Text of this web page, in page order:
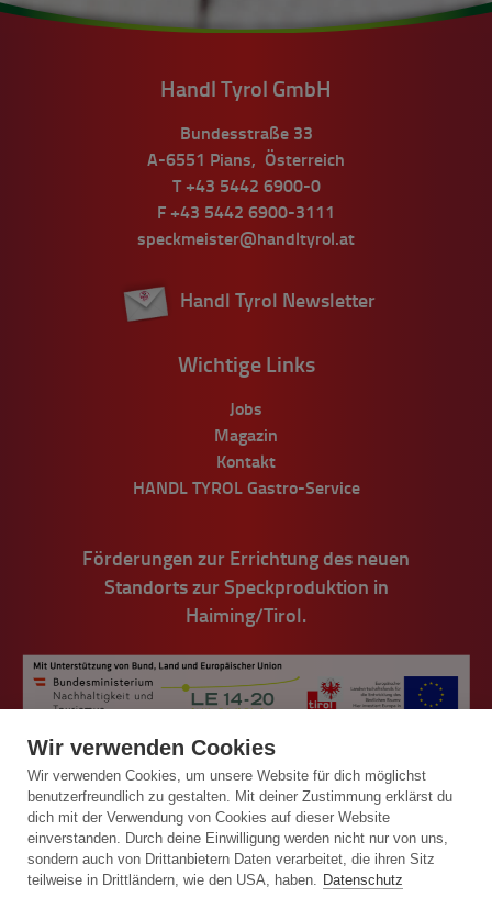
Handl Tyrol GmbH
Bundesstraße 33
A-6551
Pians, Österreich
T +43 5442 6900-0
F +43 5442 6900-3111
speckmeister@handltyrol.at
Handl Tyrol Newsletter
Wichtige Links
Jobs
Magazin
Kontakt
HANDL TYROL Gastro-Service
Förderungen zur Errichtung des neuen
Standorts zur Speckproduktion in
Haiming/Tirol.
© Handl Tyrol 2026
Wir verwenden Cookies
Wir verwenden Cookies, um unsere Website für dich möglichst
benutzerfreundlich zu gestalten. Mit deiner Zustimmung erklärst du
dich mit der Verwendung von Cookies auf dieser Website
einverstanden. Durch deine Einwilligung werden nicht nur von uns,
sondern auch von Drittanbietern Daten verarbeitet, die ihren Sitz
teilweise in Drittländern, wie den USA, haben. Datenschutz